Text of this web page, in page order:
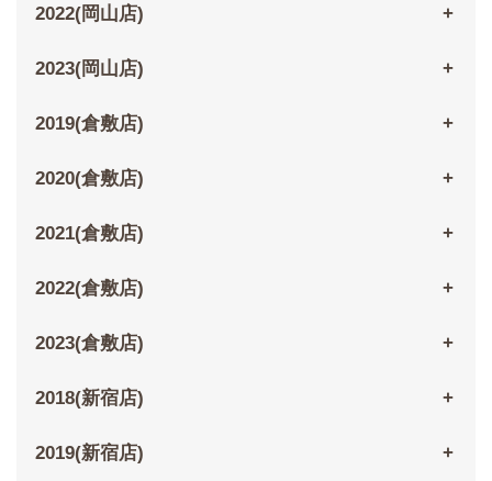
2022(岡山店)
2023(岡山店)
2019(倉敷店)
2020(倉敷店)
2021(倉敷店)
2022(倉敷店)
2023(倉敷店)
2018(新宿店)
2019(新宿店)